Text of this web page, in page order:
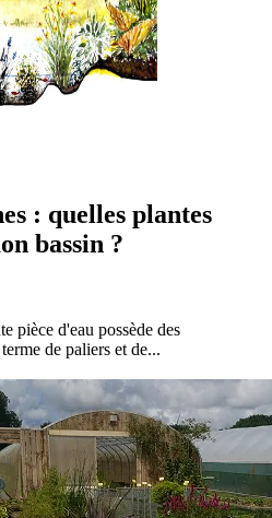
: quelles plantes
bassin ?
pièce d'eau possède des
de paliers et de...